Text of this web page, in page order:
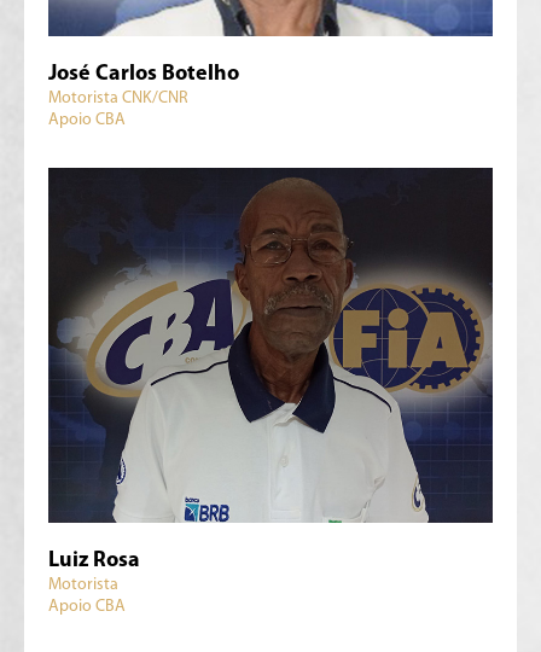
José Carlos Botelho
Motorista CNK/CNR
Apoio CBA
Luiz Rosa
Motorista
Apoio CBA